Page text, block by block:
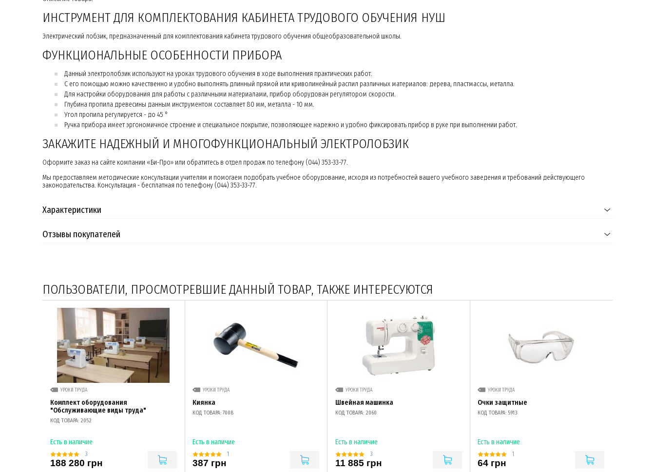
ИНСТРУМЕНТ ДЛЯ КОМПЛЕКТОВАНИЯ КАБИНЕТА ТРУДОВОГО ОБУЧЕНИЯ НУШ
Электрический лобзик, предназначенный для комплектования кабинета трудового обучения общеобразовательной школы.
ФУНКЦИОНАЛЬНЫЕ ОСОБЕННОСТИ ПРИБОРА
Данный электролобзик используют на уроках трудового обучения в ходе выполнения практических работ.
С его помощью можно качественно и удобно выполнять длинный прямой или криволинейный распил различных материалов: дерева, пластмассы, металла.
Для настройки оборудования для работы с различными материалами, прибор оборудован регулятором скорости.
Глубина пропила древесины данным инструментом составляет 80 мм, металла - 10 мм.
Угол пропила регулируется - до 45 °
Ручка прибора имеет эргономичное строение и специальное покрытие, позволяющее надежно и удобно фиксировать прибор в руке при выполнении работ.
ЗАКАЖИТЕ НАДЕЖНЫЙ И МНОГОФУНКЦИОНАЛЬНЫЙ ЭЛЕКТРОЛОБЗИК
Оформите заказ на сайте компании «Би-Про» или обратитесь в отдел продаж по телефону (044) 353-33-77.
Мы предоставляем методические консультации учителям и помогаем подобрать учебное оборудование, исходя из потребностей вашего учебного заведения и требований действующего
законодательства. Консультация - бесплатная по телефону (044) 353-33-77.
Характеристики
Отзывы покупателей
ПОЛЬЗОВАТЕЛИ, ПРОСМОТРЕВШИЕ ДАННЫЙ ТОВАР, ТАКЖЕ ИНТЕРЕСУЮТСЯ
УРОКИ ТРУДА
Комплект оборудования
"Обслуживающие виды труда"
КОД ТОВАРА: 2052
Есть в наличие
3
188 280 грн
УРОКИ ТРУДА
Киянка
КОД ТОВАРА: 7008
Есть в наличие
1
387 грн
УРОКИ ТРУДА
Швейная машинка
КОД ТОВАРА: 2060
Есть в наличие
3
11 885 грн
УРОКИ ТРУДА
Очки защитные
КОД ТОВАРА: 5913
Есть в наличие
1
64 грн